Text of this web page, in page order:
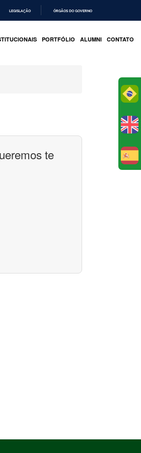
LEGISLAÇÃO ÓRGÃOS DO GOVERNO
PORTFÓLIO ALUMNI CONTATO
te